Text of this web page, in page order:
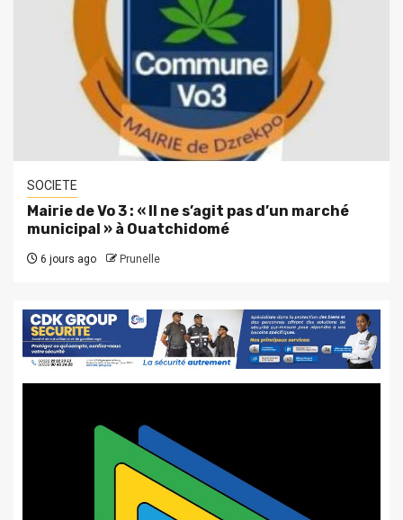
SOCIETE
Mairie de Vo 3 : « Il ne s’agit pas d’un marché
municipal » à Ouatchidomé
6 jours ago Prunelle